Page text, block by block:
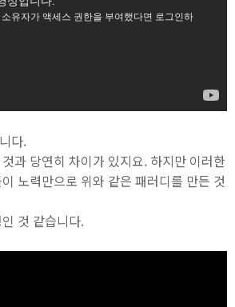
다.
과 당연히 차이가 있지요. 하지만 이러한
노력만으로 위와 같은 패러디를 만든 것
것 같습니다.